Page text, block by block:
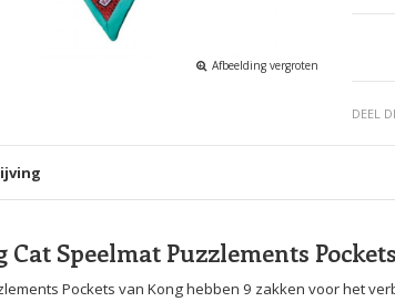
Afbeelding vergroten
DEEL
Cat Speelmat Puzzlements Pockets
Pockets van Kong hebben 9 zakken voor het